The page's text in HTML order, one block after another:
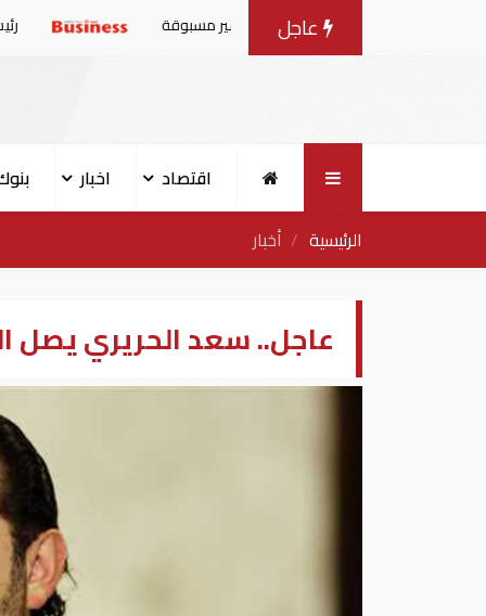
عاجل
لمواجهة موجة حر غير مسبوقة رئيس الموساد يأمر
اقتصاد اخبار
الرئيسية
أخبار
عاجل.. سعد الحريري يصل